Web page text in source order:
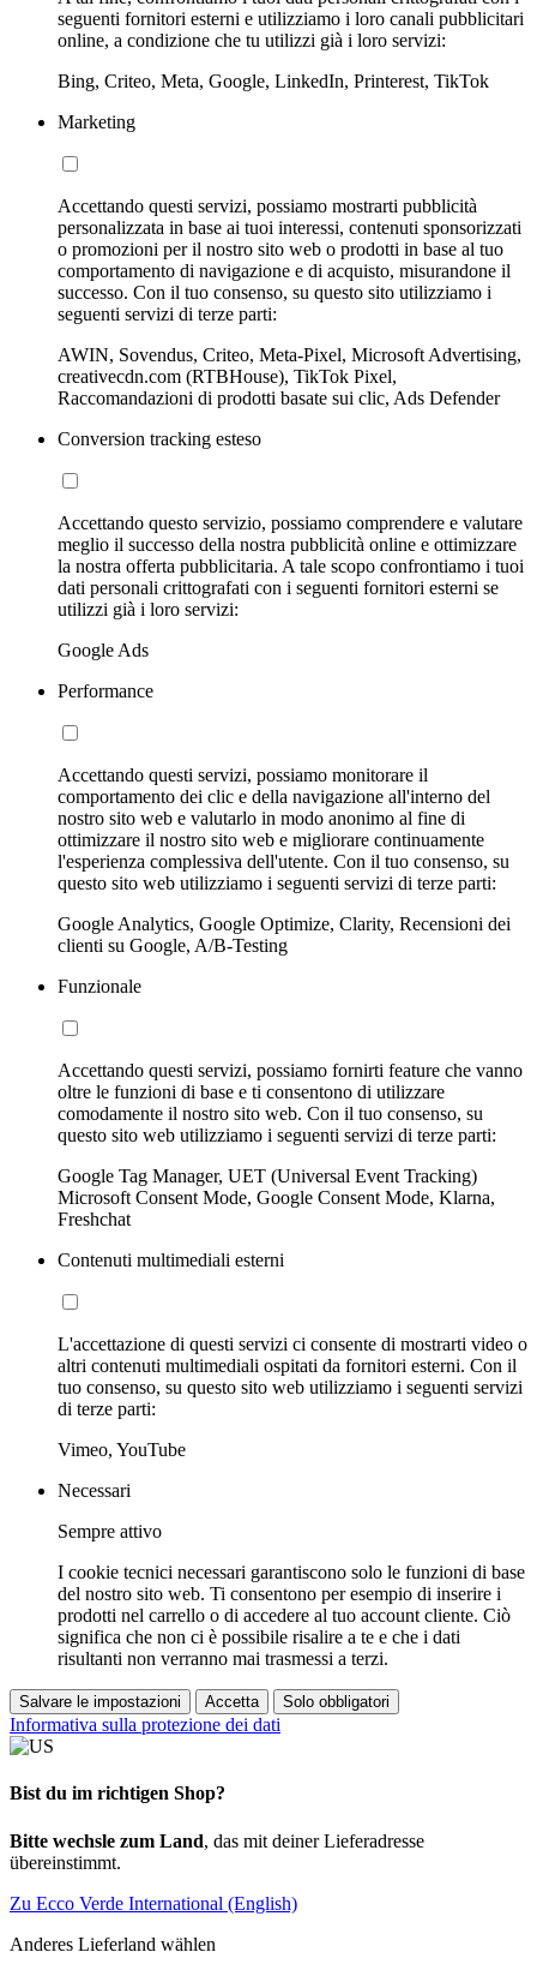
seguenti fornitori esterni e utilizziamo i loro canali pubblicitari
online, a condizione che tu utilizzi già i loro servizi:
Bing, Criteo, Meta, Google, LinkedIn, Printerest, TikTok
Marketing
Accettando questi servizi, possiamo mostrarti pubblicità
personalizzata in base ai tuoi interessi, contenuti sponsorizzati
o promozioni per il nostro sito web o prodotti in base al tuo
comportamento di navigazione e di acquisto, misurandone il
successo. Con il tuo consenso, su questo sito utilizziamo i
seguenti servizi di terze parti:
AWIN, Sovendus, Criteo, Meta-Pixel, Microsoft Advertising,
creativecdn.com (RTBHouse), TikTok Pixel,
Raccomandazioni di prodotti basate sui clic, Ads Defender
Conversion tracking esteso
Accettando questo servizio, possiamo comprendere e valutare
meglio il successo della nostra pubblicità online e ottimizzare
la nostra offerta pubblicitaria. A tale scopo confrontiamo i tuoi
dati personali crittografati con i seguenti fornitori esterni se
utilizzi già i loro servizi:
Google Ads
Performance
Accettando questi servizi, possiamo monitorare il
comportamento dei clic e della navigazione all'interno del
nostro sito web e valutarlo in modo anonimo al fine di
ottimizzare il nostro sito web e migliorare continuamente
l'esperienza complessiva dell'utente. Con il tuo consenso, su
questo sito web utilizziamo i seguenti servizi di terze parti:
Google Analytics, Google Optimize, Clarity, Recensioni dei
clienti su Google, A/B-Testing
Funzionale
Accettando questi servizi, possiamo fornirti feature che vanno
oltre le funzioni di base e ti consentono di utilizzare
comodamente il nostro sito web. Con il tuo consenso, su
questo sito web utilizziamo i seguenti servizi di terze parti:
Google Tag Manager, UET (Universal Event Tracking)
Microsoft Consent Mode, Google Consent Mode, Klarna,
Freshchat
Contenuti multimediali esterni
L'accettazione di questi servizi ci consente di mostrarti video o
altri contenuti multimediali ospitati da fornitori esterni. Con il
tuo consenso, su questo sito web utilizziamo i seguenti servizi
di terze parti:
Vimeo, YouTube
Necessari
Sempre attivo
I cookie tecnici necessari garantiscono solo le funzioni di base
del nostro sito web. Ti consentono per esempio di inserire i
prodotti nel carrello o di accedere al tuo account cliente. Ciò
significa che non ci è possibile risalire a te e che i dati
risultanti non verranno mai trasmessi a terzi.
Salvare le impostazioni Accetta Solo obbligatori
Informativa sulla protezione dei dati
Bist du im richtigen Shop?
Bitte wechsle zum Land, das mit deiner Lieferadresse
übereinstimmt.
Zu Ecco Verde International (English)
Anderes Lieferland wählen